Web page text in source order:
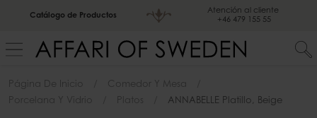
Catálogo de Productos
Atención al cliente
+46 479 155 55
Página De Inicio
Comedor Y Mesa
Porcelana Y Vidrio
ANNABELLE Platillo, Beige